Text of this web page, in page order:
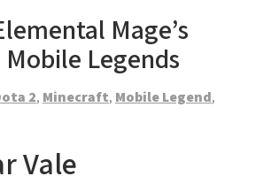
Mage’s
Legends
2, Minecraft, Mobile Legend,
Vale